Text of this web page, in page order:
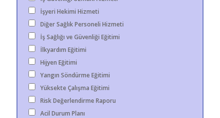
İşyeri Hekimi Hizmeti
Diğer Sağlık Personeli Hizmeti
İş Sağlığı ve Güvenliği Eğitimi
İlkyardım Eğitimi
Hijyen Eğitimi
Yangın Söndürme Eğitimi
Yüksekte Çalışma Eğitimi
Risk Değerlendirme Raporu
Acil Durum Planı